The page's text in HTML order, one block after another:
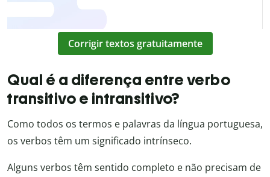
Corrigir textos gratuitamente
Qual é a diferença entre verbo
transitivo e intransitivo?
Como todos os termos e palavras da língua portuguesa,
os verbos têm um significado intrínseco.
Alguns verbos têm sentido completo e não precisam de